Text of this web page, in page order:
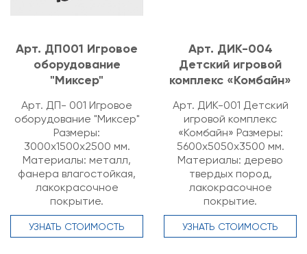
Арт. ДП001 Игровое
оборудование
"Миксер"
Арт. ДП- 001 Игровое
оборудование "Миксер"
Размеры:
3000х1500х2500 мм.
Материалы: металл,
фанера влагостойкая,
лакокрасочное
покрытие.
УЗНАТЬ СТОИМОСТЬ
Арт. ДИК-004
Детский игровой
комплекс «Комбайн»
Арт. ДИК-001 Детский
игровой комплекс
«Комбайн» Размеры:
5600х5050х3500 мм.
Материалы: дерево
твердых пород,
лакокрасочное
покрытие.
УЗНАТЬ СТОИМОСТЬ